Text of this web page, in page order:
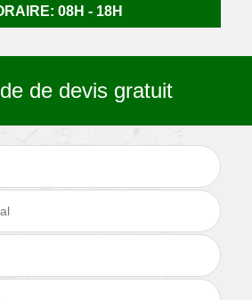
08H - 18H
de devis gratuit